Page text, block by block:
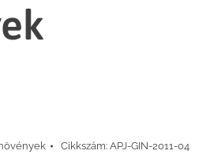
Cikkszám: APJ-GIN-2011-04